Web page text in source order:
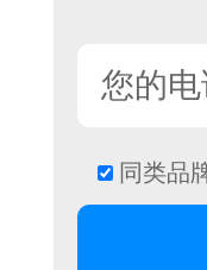
同类品